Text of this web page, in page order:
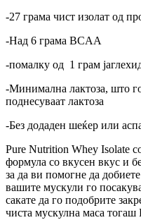
-27 грама чист изолат од
-Над 6 грама BCAA
-помалку од 1 грам
-Минимална лактоза, што
поднесуваат лактоза
-Без додаден шеќер или
Pure Nutrition Whey Isolate
формула со вкусен вкус и
за да ви помогне да
вашите мускули го
сакате да го подобрите
чиста мускулна маса тогаш